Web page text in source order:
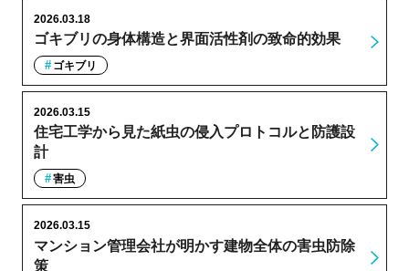
ゴキブリの身体構造と界面活性剤の致命的効果
2026.03.18
ゴキブリ
住宅工学から見た紙虫の侵入プロトコルと防護設
計
2026.03.15
害虫
マンション管理会社が明かす建物全体の害虫防除
策
2026.03.15